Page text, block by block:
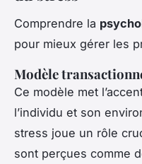
Comprendre la
pour mieux gérer les
Modèle
Ce modèle met
l’individu et son
stress joue un rôle
sont perçues comme